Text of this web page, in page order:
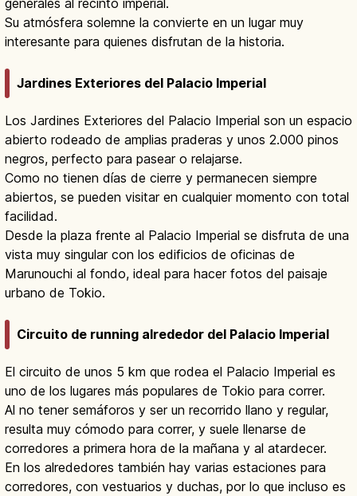
Su atmósfera solemne la convierte en un lugar muy
interesante para quienes disfrutan de la historia.
Jardines Exteriores del Palacio Imperial
Los Jardines Exteriores del Palacio Imperial son un espacio
abierto rodeado de amplias praderas y unos 2.000 pinos
negros, perfecto para pasear o relajarse.
Como no tienen días de cierre y permanecen siempre
abiertos, se pueden visitar en cualquier momento con total
facilidad.
Desde la plaza frente al Palacio Imperial se disfruta de una
vista muy singular con los edificios de oficinas de
Marunouchi al fondo, ideal para hacer fotos del paisaje
urbano de Tokio.
Circuito de running alrededor del Palacio Imperial
El circuito de unos 5 km que rodea el Palacio Imperial es
uno de los lugares más populares de Tokio para correr.
Al no tener semáforos y ser un recorrido llano y regular,
resulta muy cómodo para correr, y suele llenarse de
corredores a primera hora de la mañana y al atardecer.
En los alrededores también hay varias estaciones para
corredores, con vestuarios y duchas, por lo que incluso es